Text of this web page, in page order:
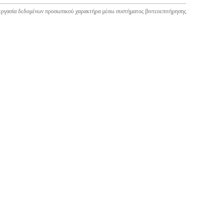
δεδομένων προσωπικού χαρακτήρα μέσω συστήματος βιντεοεπιτήρησης